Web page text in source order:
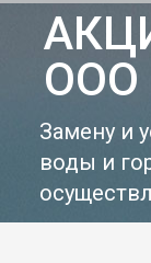
ООО
Замену и
воды и